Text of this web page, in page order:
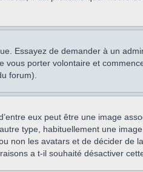
Essayez de demander à un
vous porter volontaire et
forum).
eux peut être une image
type, habituellement une
non les avatars et de décider de
a t-il souhaité désactiver